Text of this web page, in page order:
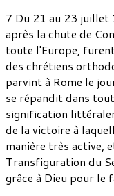
7 Du 21 au 23 juillet
après la chute de
toute l'Europe,
des chrétiens
parvint à Rome le
se répandit dans
signification
de la victoire à
manière très active,
Transfiguration du
grâce à Dieu pour le